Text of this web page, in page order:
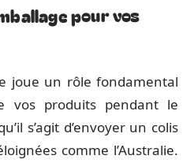
pour vos
joue un rôle fondamental
vos produits pendant le
s’agit d’envoyer un colis
comme l’Australie.